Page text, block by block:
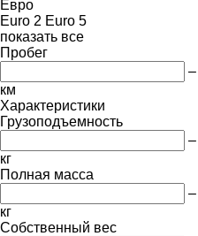
Евро
Euro 2 Euro 5
показать все
Пробег
–
км
Характеристики
Грузоподъемность
–
кг
Полная масса
–
кг
Собственный вес